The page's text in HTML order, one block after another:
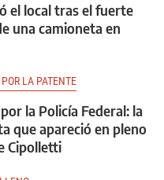
el local tras el fuerte
una camioneta en
LA PATENTE
la Policía Federal: la
que apareció en pleno
Cipolletti